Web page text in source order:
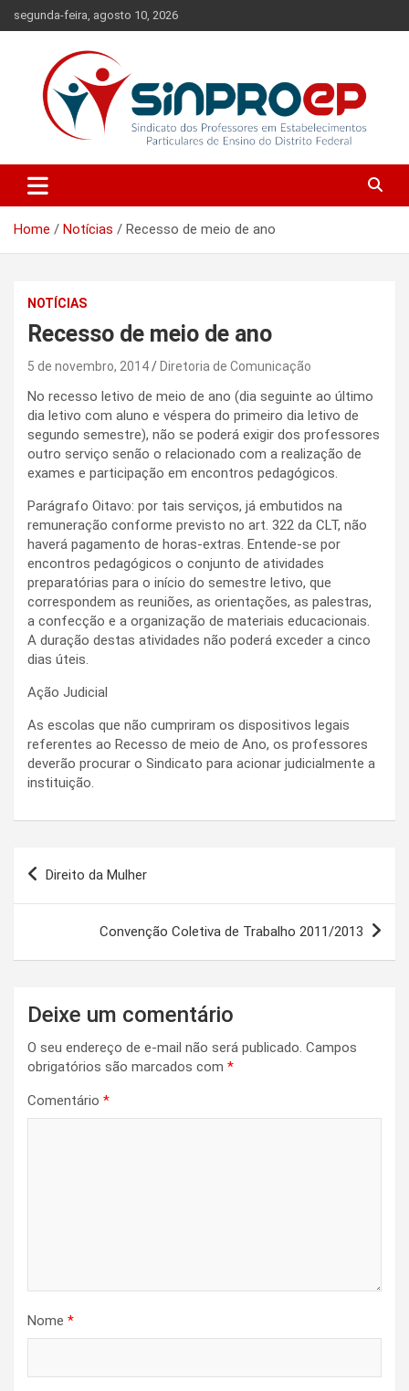
to
segunda-feira, agosto 10, 2026
Sinproep-DF
Ensino do Distrito Federal
Home Notícias Recesso de meio de ano
NOTÍCIAS
Recesso de meio de ano
5 de novembro, 2014 Diretoria de Comunicação
No recesso letivo de meio de ano (dia seguinte ao último
dia letivo com aluno e véspera do primeiro dia letivo de
segundo semestre), não se poderá exigir dos professores
outro serviço senão o relacionado com a realização de
exames e participação em encontros pedagógicos.
Parágrafo Oitavo: por tais serviços, já embutidos na
remuneração conforme previsto no art. 322 da CLT, não
haverá pagamento de horas-extras. Entende-se por
encontros pedagógicos o conjunto de atividades
preparatórias para o início do semestre letivo, que
correspondem as reuniões, as orientações, as palestras,
a confecção e a organização de materiais educacionais.
A duração destas atividades não poderá exceder a cinco
dias úteis.
Ação Judicial
As escolas que não cumpriram os dispositivos legais
referentes ao Recesso de meio de Ano, os professores
deverão procurar o Sindicato para acionar judicialmente a
instituição.
Navegação
Direito da Mulher
Convenção Coletiva de Trabalho 2011/2013
Deixe um comentário
O seu endereço de e-mail não será publicado. Campos
obrigatórios são marcados com *
Comentário *
Nome *